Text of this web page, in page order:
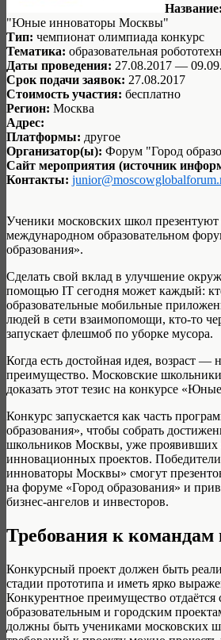
Название:
"Юные инноваторы Москвы"
Тип: чемпионат олимпиада конкурс
Тематика: образовательная
Даты проведения: 27.08.2017 —
Срок подачи заявок: 27.08.2017
Стоимость участия: бесплатно
Регион: Москва
Адрес:
Платформы: другое
Организатор(ы): Форум "Город
Сайт мероприятия (источник
Контакты:
Ученики московских школ
международном образовательном
образования».
Сделать свой вклад в улучшение
помощью IT сегодня может каждый:
образовательные мобильные
людей в сети взаимопомощи, кто-то
запускает флешмоб по уборке мусора.
Когда есть достойная идея, возраст —
преимущество. Московские
доказать этот тезис на конкурсе
Конкурс запускается как часть
образования», чтобы собрать
школьников Москвы, уже проявивших
инновационных проектов.
инноваторы Москвы» смогут
на форуме «Город образования» и
бизнес-ангелов и инвесторов.
Требования к командам
Конкурсный проект должен быть
стадии прототипа и иметь ярко
Конкурентное преимущество
образовательным и городским
должны быть учениками московских